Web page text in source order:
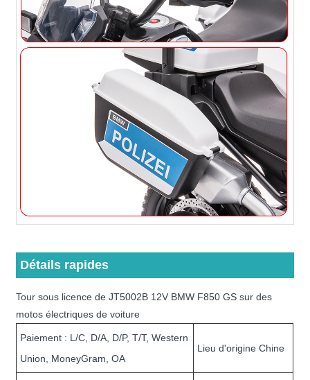
Détails rapides
Tour sous licence de JT5002B 12V BMW F850 GS sur des
motos électriques de voiture
Paiement : L/C, D/A, D/P, T/T, Western
Union, MoneyGram, OA
Lieu d'origine Chine